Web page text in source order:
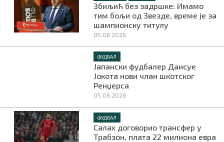
Збиљић без задршке: Имамо
тим бољи од Звезде, време је за
шампионску титулу
05.08.2026.
ФУДБАЛ
Јапански фудбалер Даисуе
Јокота нови члан шкотског
Ренџерса
05.08.2026.
ФУДБАЛ
Салах договорио трансфер у
Трабзон, плата 22 милиона евра